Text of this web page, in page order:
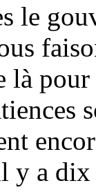
le
y a dix